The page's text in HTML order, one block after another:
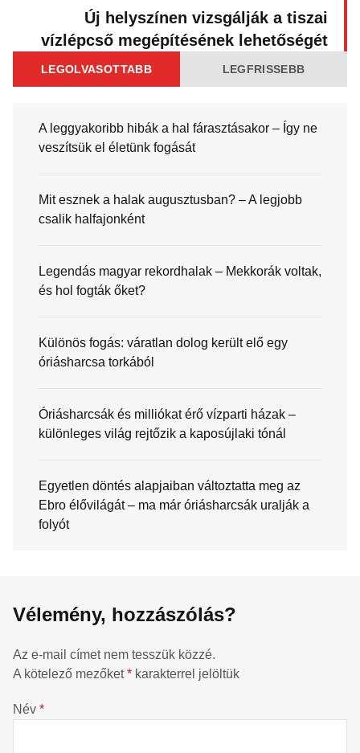
Új helyszínen vizsgálják a tiszai
vízlépcső megépítésének lehetőségét
LEGOLVASOTTABB LEGFRISSEBB
A leggyakoribb hibák a hal fárasztásakor – Így ne
veszítsük el életünk fogását
Mit esznek a halak augusztusban? – A legjobb
csalik halfajonként
Legendás magyar rekordhalak – Mekkorák voltak,
és hol fogták őket?
Különös fogás: váratlan dolog került elő egy
óriásharcsa torkából
Óriásharcsák és milliókat érő vízparti házak –
különleges világ rejtőzik a kaposújlaki tónál
Egyetlen döntés alapjaiban változtatta meg az
Ebro élővilágát – ma már óriásharcsák uralják a
folyót
Vélemény, hozzászólás?
Az e-mail címet nem tesszük közzé.
A kötelező mezőket* karakterrel jelöltük
Név *